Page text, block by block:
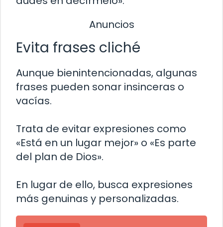
Anuncios
Evita frases cliché
Aunque bienintencionadas, algunas
frases pueden sonar insinceras o
vacías.
Trata de evitar expresiones como
«Está en un lugar mejor» o «Es parte
del plan de Dios».
En lugar de ello, busca expresiones
más genuinas y personalizadas.